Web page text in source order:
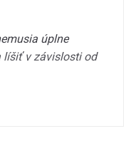
úplne
líšiť v závislosti od